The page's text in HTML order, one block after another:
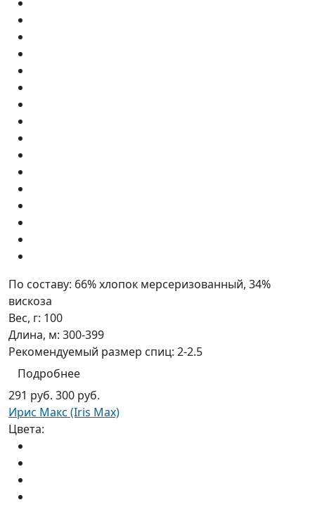
По составу: 66% хлопок мерсеризованный, 34%
вискоза
Вес, г: 100
Длина, м: 300-399
Рекомендуемый размер спиц: 2-2.5
Подробнее
291 руб. 300 руб.
Ирис Макс (Iris Max)
Цвета: